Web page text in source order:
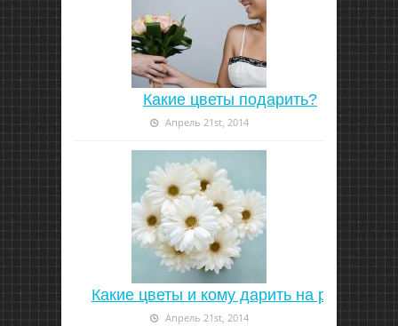
Какие цветы подарить?
Апрель 21st, 2014
Какие цветы и кому дарить на работе
Апрель 21st, 2014